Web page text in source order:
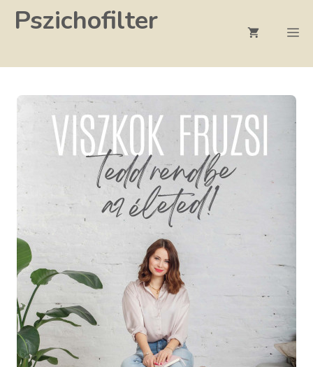
KilépésPszichofilter